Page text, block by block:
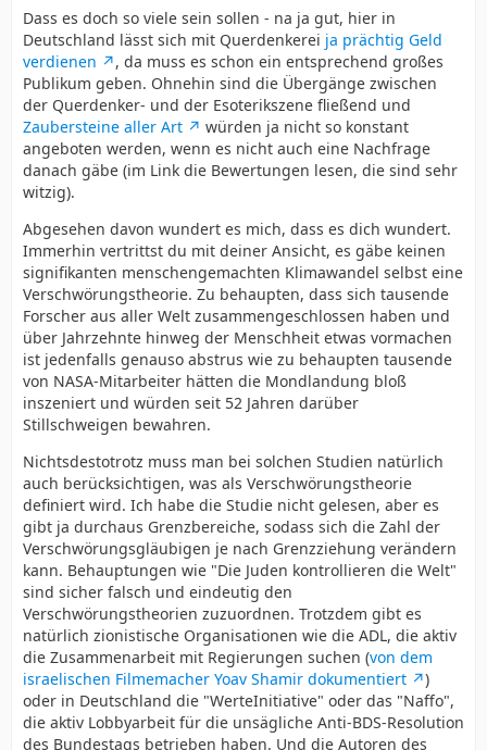
Dass es doch so viele sein sollen - na ja gut, hier in
Deutschland lässt sich mit Querdenkerei ja prächtig Geld
verdienen
, da muss es schon ein entsprechend großes
Publikum geben. Ohnehin sind die Übergänge zwischen
der Querdenker- und der Esoterikszene fließend und
Zaubersteine aller Art
würden ja nicht so konstant
angeboten werden, wenn es nicht auch eine Nachfrage
danach gäbe (im Link die Bewertungen lesen, die sind sehr
witzig).
Abgesehen davon wundert es mich, dass es dich wundert.
Immerhin vertrittst du mit deiner Ansicht, es gäbe keinen
signifikanten menschengemachten Klimawandel selbst eine
Verschwörungstheorie. Zu behaupten, dass sich tausende
Forscher aus aller Welt zusammengeschlossen haben und
über Jahrzehnte hinweg der Menschheit etwas vormachen
ist jedenfalls genauso abstrus wie zu behaupten tausende
von NASA-Mitarbeiter hätten die Mondlandung bloß
inszeniert und würden seit 52 Jahren darüber
Stillschweigen bewahren.
Nichtsdestotrotz muss man bei solchen Studien natürlich
auch berücksichtigen, was als Verschwörungstheorie
definiert wird. Ich habe die Studie nicht gelesen, aber es
gibt ja durchaus Grenzbereiche, sodass sich die Zahl der
Verschwörungsgläubigen je nach Grenzziehung verändern
kann. Behauptungen wie "Die Juden kontrollieren die Welt"
sind sicher falsch und eindeutig den
Verschwörungstheorien zuzuordnen. Trotzdem gibt es
natürlich zionistische Organisationen wie die ADL, die aktiv
die Zusammenarbeit mit Regierungen suchen (von dem
israelischen Filmemacher Yoav Shamir dokumentiert
)
oder in Deutschland die "WerteInitiative" oder das "Naffo",
die aktiv Lobbyarbeit für die unsägliche Anti-BDS-Resolution
des Bundestags betrieben haben. Und die Autoren des